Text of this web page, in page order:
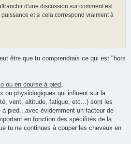
d'une discussion sur comment est
et si cela correspond vraiment à
être que tu comprendrais ce qui est "hors
ou en course à pied.
ou physiologiques qui influent sur la
vent, altitude, fatigue, etc...) sont les
pied...avec évidemment un facteur de
en fonction des spécifités de la
tu ne continues à couper les cheveux en